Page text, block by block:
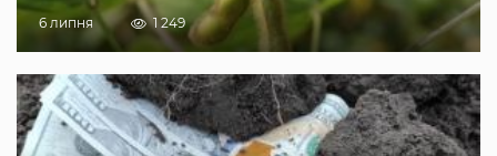
6 липня 1 249